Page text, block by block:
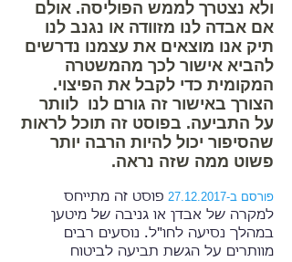
ולא נצטרך לממש הפוליסה. אולם
אם אבדה לנו מזוודה או נגנב לנו
תיק אנו מוצאים את עצמנו נדרשים
להביא אישור לכך מהמשטרה
המקומית כדי לקבל את הפיצוי.
הצורך באישור זה גורם לנו לוותר
על התביעה. בפוסט זה תוכל לראות
שהסיפור יכול להיות הרבה יותר
פשוט ממה שזה נראה.
פורסם ב-27.12.2017
פוסט זה מתייחס
למקרה של אבדן או גניבה של מיטען
במהלך נסיעה לחו"ל. נוסעים ​רבים
מוותרים על הגשת תביעה לביטוח